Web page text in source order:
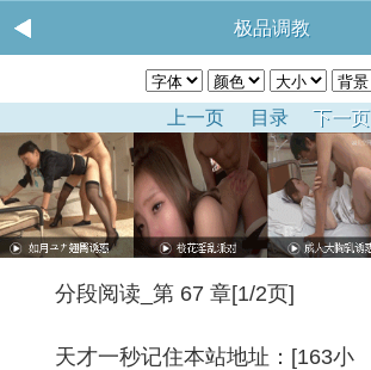
极品调教
上一页 目录 下一页
分段阅读_第 67 章[1/2页]
天才一秒记住本站地址：[163小